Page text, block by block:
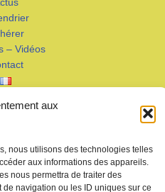
aux
nous utilisons des technologies telles
aux informations des appareils.
nous permettra de traiter des
navigation ou les ID uniques sur ce
– Vidéos
MJC de Puivert
KMM productions